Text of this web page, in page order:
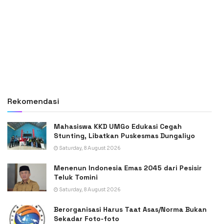
Rekomendasi
Mahasiswa KKD UMGo Edukasi Cegah
Stunting, Libatkan Puskesmas Dungaliyo
Saturday, 8 August 2026
Menenun Indonesia Emas 2045 dari Pesisir
Teluk Tomini
Saturday, 8 August 2026
Berorganisasi Harus Taat Asas/Norma Bukan
Sekadar Foto-foto